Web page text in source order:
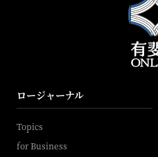
ロージャーナル
Topics
for Business